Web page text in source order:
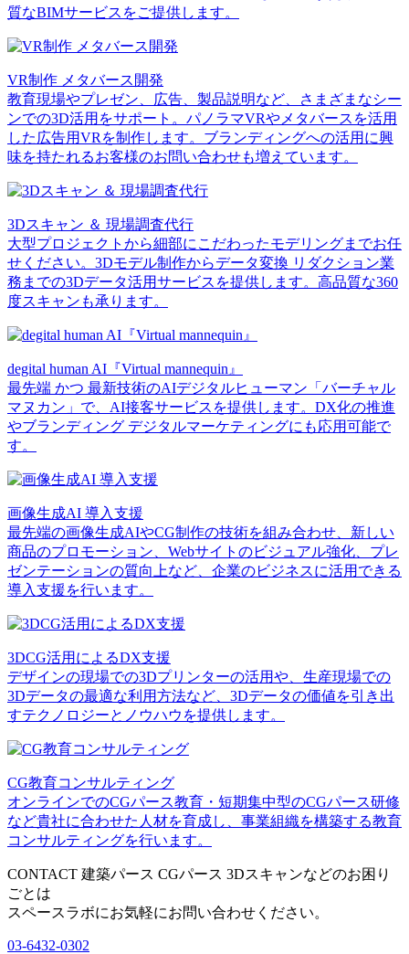
質なBIMサービスをご提供します。
VR制作 メタバース開発
教育現場やプレゼン、広告、製品説明など、さまざまなシー
ンでの3D活用をサポート。パノラマVRやメタバースを活用
した広告用VRを制作します。ブランディングへの活用に興
味を持たれるお客様のお問い合わせも増えています。
3Dスキャン ＆ 現場調査代行
大型プロジェクトから細部にこだわったモデリングまでお任
せください。3Dモデル制作からデータ変換 リダクション業
務までの3Dデータ活用サービスを提供します。高品質な360
度スキャンも承ります。
degital human AI『Virtual mannequin』
最先端 かつ 最新技術のAIデジタルヒューマン「バーチャル
マヌカン」で、AI接客サービスを提供します。DX化の推進
やブランディング デジタルマーケティングにも応用可能で
す。
画像生成AI 導入支援
最先端の画像生成AIやCG制作の技術を組み合わせ、新しい
商品のプロモーション、Webサイトのビジュアル強化、プレ
ゼンテーションの質向上など、企業のビジネスに活用できる
導入支援を行います。
3DCG活用によるDX支援
デザインの現場での3Dプリンターの活用や、生産現場での
3Dデータの最適な利用方法など、3Dデータの価値を引き出
すテクノロジーとノウハウを提供します。
CG教育コンサルティング
オンラインでのCGパース教育・短期集中型のCGパース研修
など貴社に合わせた人材を育成し、事業組織を構築する教育
コンサルティングを行います。
CONTACT 建築パース CGパース 3Dスキャンなどのお困り
ごとは
スペースラボにお気軽にお問い合わせください。
03-6432-0302